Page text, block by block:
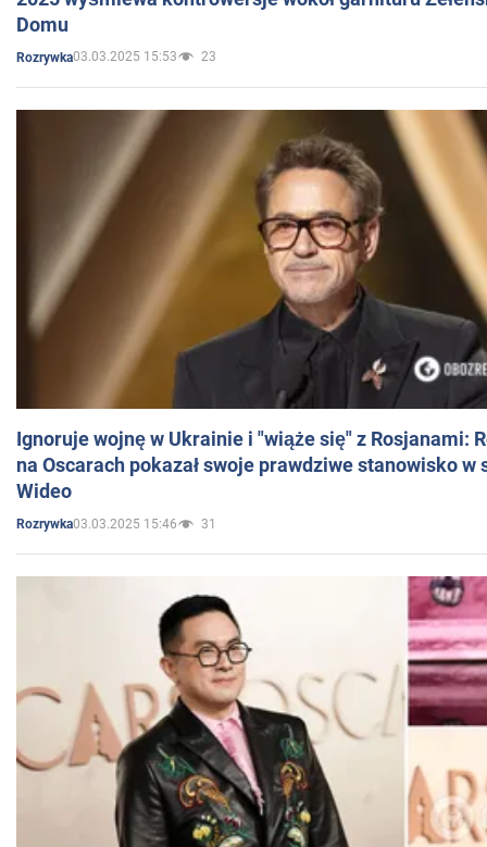
Domu
Rozrywka03.03.2025 15:53 23
Ignoruje wojnę w Ukrainie i "wiąże się" z Rosjanami:
na Oscarach pokazał swoje prawdziwe stanowisko w
Wideo
Rozrywka03.03.2025 15:46 31